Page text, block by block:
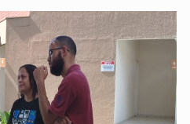
para alcançar o objetivo de